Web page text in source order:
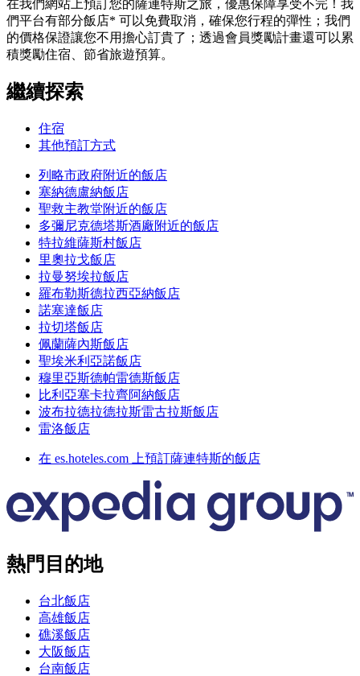
在我們網站上預訂您的薩連特斯之旅，優惠保障享受不完！我
們平台有部分飯店* 可以免費取消，確保您行程的彈性；我們
的價格保證讓您不用擔心訂貴了；透過會員獎勵計畫還可以累
積獎勵住宿、節省旅遊預算。
繼續探索
住宿
其他預訂方式
列略市政府附近的飯店
塞納德盧納飯店
聖救主教堂附近的飯店
多彌尼克德塔斯酒廠附近的飯店
特拉維薩斯村飯店
里奧拉戈飯店
拉曼努埃拉飯店
羅布勒斯德拉西亞納飯店
諾塞達飯店
拉切塔飯店
佩蘭薩內斯飯店
聖埃米利亞諾飯店
穆里亞斯德帕雷德斯飯店
比利亞塞卡拉齊阿納飯店
波布拉德拉德拉斯雷古拉斯飯店
雷洛飯店
在 es.hoteles.com 上預訂薩連特斯的飯店
熱門目的地
台北飯店
高雄飯店
礁溪飯店
大阪飯店
台南飯店